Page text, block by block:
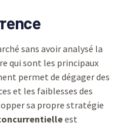
sans avoir analysé la
qui sont les principaux
permet de dégager des
et les faiblesses des
sa propre stratégie
est